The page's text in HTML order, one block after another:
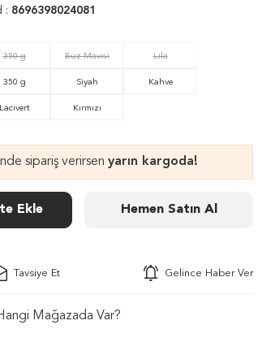
: 8696398024081
350 g Buz Mavisi Lila
350 g Siyah Kahve
Lacivert Kırmızı
sipariş verirsen yarın kargoda!
Ekle Hemen Satın Al
Tavsiye Et Gelince Haber Ver
Mağazada Var?